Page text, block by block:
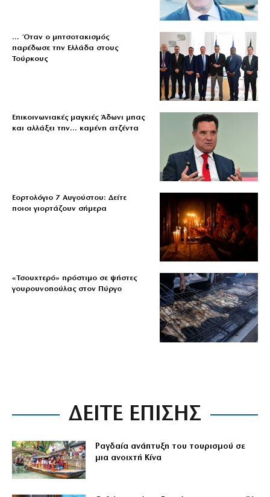
… Όταν ο μητσοτακισμός
παρέδωσε την Ελλάδα στους
Τούρκους
Επικοινωνιακές μαγκιές Άδωνι μπας
και αλλάξει την… καμένη ατζέντα
Εορτολόγιο 7 Αυγούστου: Δείτε
ποιοι γιορτάζουν σήμερα
«Τσουχτερό» πρόστιμο σε ψήστες
γουρουνοπούλας στον Πύργο
ΔΕΙΤΕ ΕΠΙΣΗΣ
Ραγδαία ανάπτυξη του τουρισμού σε
μια ανοιχτή Κίνα